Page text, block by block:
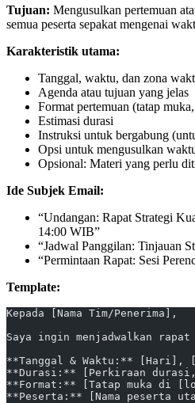
Tujuan: Mengusulkan pertemuan
semua peserta sepakat mengenai
Karakteristik utama:
Tanggal, waktu, dan zona
Agenda atau tujuan yang jelas
Format pertemuan (tatap
Estimasi durasi
Instruksi untuk bergabung
Opsi untuk mengusulkan
Opsional: Materi yang perlu
Ide Subjek Email:
“Undangan: Rapat Strategi
14:00 WIB”
“Jadwal Panggilan: Tinjauan
“Permintaan Rapat: Sesi
Template:
Kepada [Nama Tim/Penerima],
Saya ingin menjadwalkan
**Tanggal & Waktu:** [Hari],
**Durasi:** [Perkiraan
**Format:** [Tatap muka di
**Peserta:** [Nama peserta